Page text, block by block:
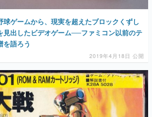
球ゲームから、現実を超えたブロックくずし
見出したビデオゲーム──ファミコン以前のテ
を語ろう
2019年4月18日 公開